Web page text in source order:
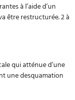
à l’aide d’un
être restructurée. 2 à
qui atténue d’une
une desquamation